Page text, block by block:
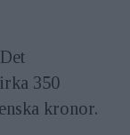
350
kronor.